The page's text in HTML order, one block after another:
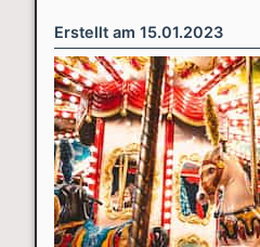
Erstellt am 15.01.2023